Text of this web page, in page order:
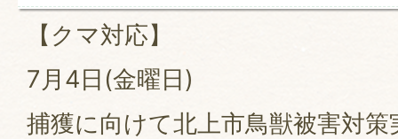
【クマ対応】
7月4日(金曜日)
捕獲に向けて北上市鳥獣被害対